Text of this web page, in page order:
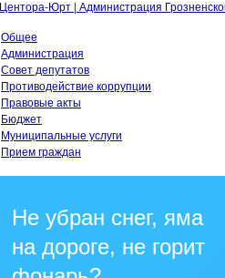
Общее
Администрация
Совет депутатов
Противодействие коррупции
Правовые акты
Бюджет
Муниципальные услуги
Прием граждан
Не убран снег, яма
на дороге, не горит